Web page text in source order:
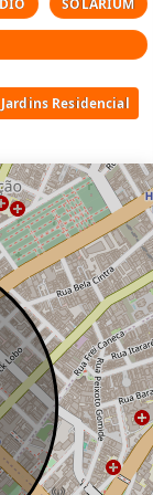
de
para
elétricos,
volumosa
dos
Residencial